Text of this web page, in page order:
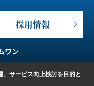
採用情報
ワン
、サービス向上検討を目的と